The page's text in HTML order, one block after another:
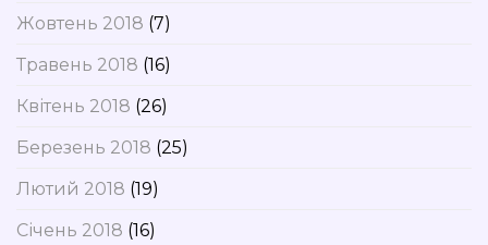
Жовтень 2018 (7)
Травень 2018 (16)
Квітень 2018 (26)
Березень 2018 (25)
Лютий 2018 (19)
Січень 2018 (16)